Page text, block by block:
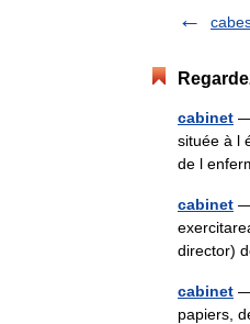
cabinet —
située à l
de l
cabinet —
director)
cabinet —
papiers,